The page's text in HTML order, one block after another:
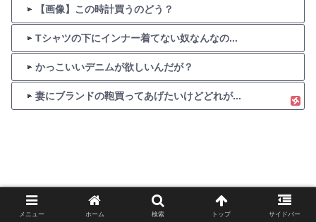
【画像】この時計買うのどう？
Tシャツの下にインナー着てない奴なんなの...
かっこいいデニムが欲しいんだが？
妻にブランドの鞄買ってあげたいけどどれが...
メニュー ホーム 検索 トップ サイドバー